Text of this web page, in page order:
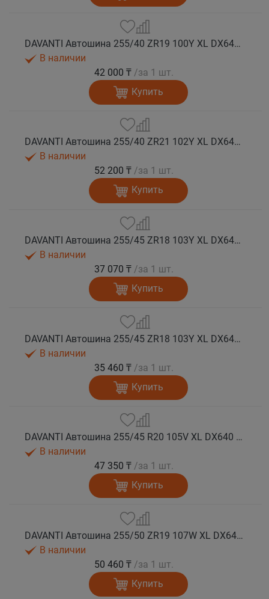
DAVANTI Автошина 255/40 ZR19 100Y XL DX640 RPR лето
В наличии
42 000 ₸ /за 1 шт.
Купить
DAVANTI Автошина 255/40 ZR21 102Y XL DX640 RPR лето
В наличии
52 200 ₸ /за 1 шт.
Купить
DAVANTI Автошина 255/45 ZR18 103Y XL DX640 RPR лето (Таиланд)
В наличии
37 070 ₸ /за 1 шт.
Купить
DAVANTI Автошина 255/45 ZR18 103Y XL DX640 RPR лето
В наличии
35 460 ₸ /за 1 шт.
Купить
DAVANTI Автошина 255/45 R20 105V XL DX640 RPR лето (Таиланд)
В наличии
47 350 ₸ /за 1 шт.
Купить
DAVANTI Автошина 255/50 ZR19 107W XL DX640 RPR лето (Таиланд)
В наличии
50 460 ₸ /за 1 шт.
Купить